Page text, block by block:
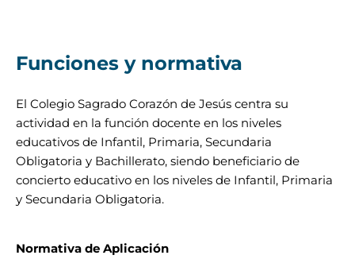
Funciones y normativa
El Colegio Sagrado Corazón de Jesús centra su
actividad en la función docente en los niveles
educativos de Infantil, Primaria, Secundaria
Obligatoria y Bachillerato, siendo beneficiario de
concierto educativo en los niveles de Infantil, Primaria
y Secundaria Obligatoria.
Normativa de Aplicación